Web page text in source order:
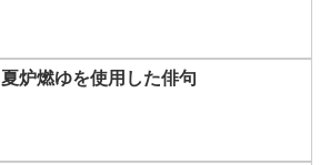
夏炉燃ゆを使用した俳句